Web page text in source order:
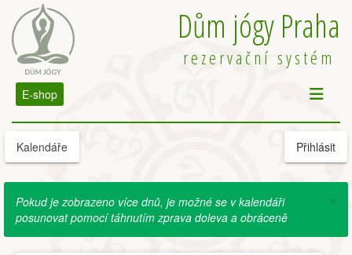
Dům jógy Praha
rezervační systém
E-shop
Kalendáře Přihlásit
×
Pokud je zobrazeno více dnů, je možné se v kalendáři
posunovat pomocí táhnutím zprava doleva a obráceně